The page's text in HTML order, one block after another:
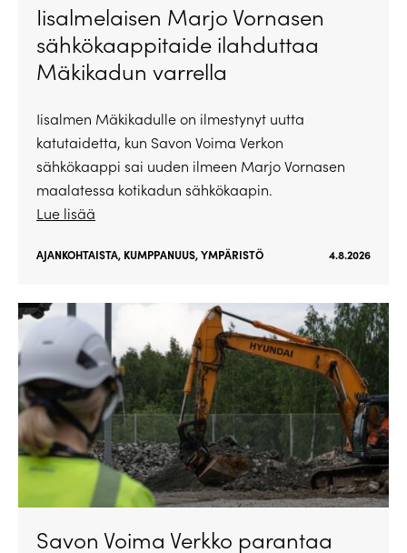
Iisalmelaisen Marjo Vornasen
sähkökaappitaide ilahduttaa
Mäkikadun varrella
Iisalmen Mäkikadulle on ilmestynyt uutta
katutaidetta, kun Savon Voima Verkon
sähkökaappi sai uuden ilmeen Marjo Vornasen
maalatessa kotikadun sähkökaapin.
Lue lisää
AJANKOHTAISTA, KUMPPANUUS,YMPÄRISTÖ 4.8.2026
Savon Voima Verkko parantaa